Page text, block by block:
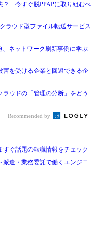
？ 今すぐ脱PPAPに取り組むべ
ラウド型ファイル転送サービス
、ネットワーク刷新事例に学ぶ
害を受ける企業と回避できる企
ウドの「管理の分断」をどう
Recommended by
すぐ話題の転職情報をチェック
派遣・業務委託で働くエンジニ